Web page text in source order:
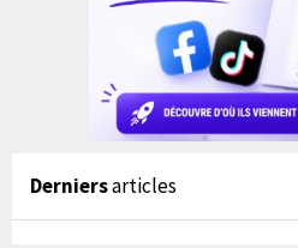
Derniersarticles